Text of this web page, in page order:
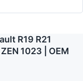
R19 R21
1023 | OEM